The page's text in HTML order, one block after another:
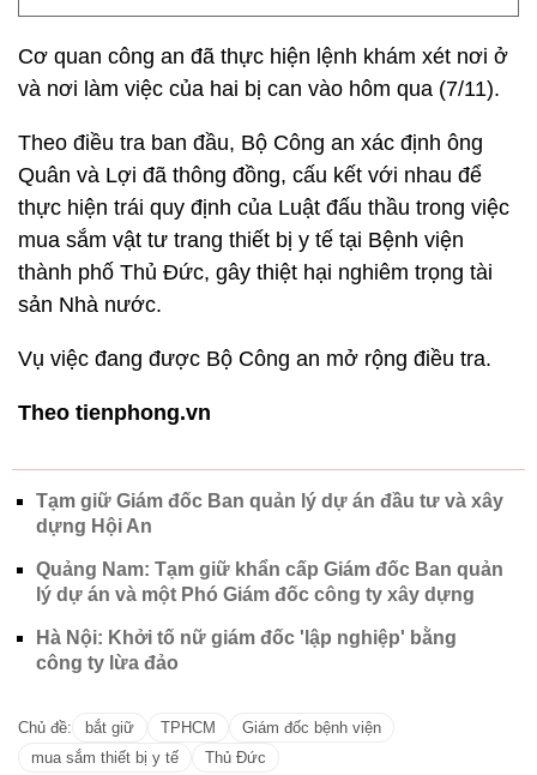
Cơ quan công an đã thực hiện lệnh khám xét nơi ở
và nơi làm việc của hai bị can vào hôm qua (7/11).
Theo điều tra ban đầu, Bộ Công an xác định ông
Quân và Lợi đã thông đồng, cấu kết với nhau để
thực hiện trái quy định của Luật đấu thầu trong việc
mua sắm vật tư trang thiết bị y tế tại Bệnh viện
thành phố Thủ Đức, gây thiệt hại nghiêm trọng tài
sản Nhà nước.
Vụ việc đang được Bộ Công an mở rộng điều tra.
Theo tienphong.vn
Tạm giữ Giám đốc Ban quản lý dự án đầu tư và xây
dựng Hội An
Quảng Nam: Tạm giữ khẩn cấp Giám đốc Ban quản
lý dự án và một Phó Giám đốc công ty xây dựng
Hà Nội: Khởi tố nữ giám đốc 'lập nghiệp' bằng
công ty lừa đảo
Chủ đề: bắt giữ TPHCM
Giám đốc bệnh viện
mua sắm thiết bị y tế
Thủ Đức